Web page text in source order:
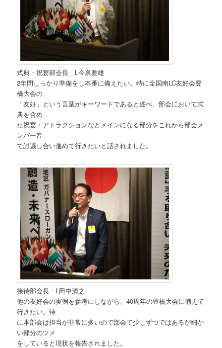
式典・祝宴部会長 L今泉雅雄
2年間しっかり準備をし本番に備えたい。特に全国南LC友好会豊
橋大会の
「友好」という言葉がキーワードであると述べ、部会において式
典を含め
た祝宴・アトラクションなどメインになる部分をこれから部会メ
ンバー皆
で討議し合い進めて行きたいと話されました。
接待部会長 L田中清之
他の友好会の実例を参考にしながら、40周年の豊橋大会に備えて
行きたい。特
に本部会は担当が非常に多いので部会で少しずつではあるが細か
い部分のツメ
をしていると現状を報告されました。